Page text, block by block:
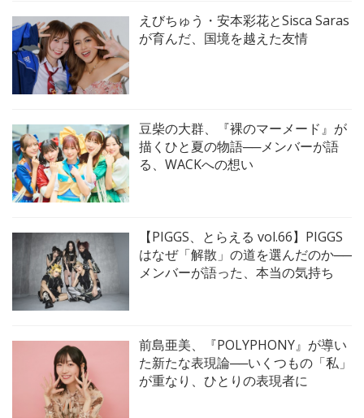
えびちゅう・安本彩花とSisca Saras
が育んだ、国境を越えた友情
豆柴の大群、『裸のマーメード』が
描くひと夏の物語──メンバーが語
る、WACKへの想い
【PIGGS、とらえる vol.66】PIGGS
はなぜ「解散」の道を選んだのか──
メンバーが語った、本当の気持ち
前島亜美、『POLYPHONY』が導い
た新たな表現論──いくつもの「私」
が重なり、ひとりの表現者に